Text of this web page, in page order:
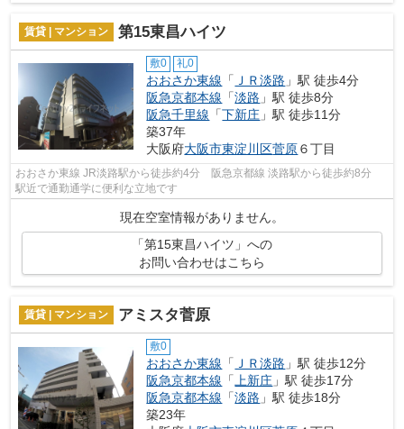
賃貸 | マンション 第15東昌ハイツ
敷0 礼0
おおさか東線 「 ＪＲ淡路 」駅 徒歩4分
阪急京都本線 「淡路 」駅 徒歩8分
阪急千里線 「下新庄 」駅 徒歩11分
築37年
大阪府大阪市東淀川区菅原６丁目
おおさか東線 JR淡路駅から徒歩約4分 阪急京都線 淡路駅から徒歩約8分
駅近で通勤通学に便利な立地です
現在空室情報がありません。
「第15東昌ハイツ」への
お問い合わせはこちら
賃貸 | マンション アミスタ菅原
敷0
おおさか東線 「 ＪＲ淡路 」駅 徒歩12分
阪急京都本線 「 上新庄 」駅 徒歩17分
阪急京都本線 「淡路 」駅 徒歩18分
築23年